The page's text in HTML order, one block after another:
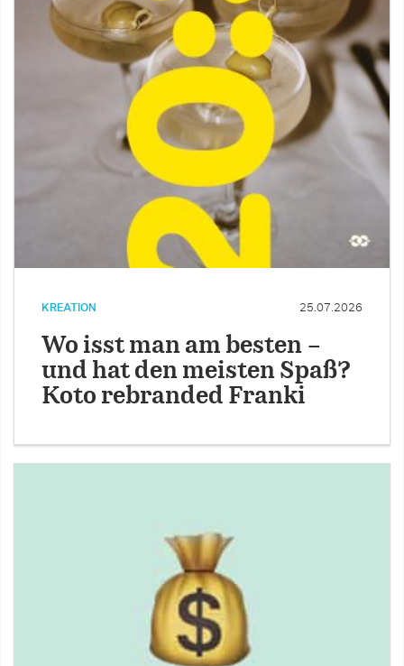
KREATION 25.07.2026
Wo isst man am besten –
und hat den meisten Spaß?
Koto rebranded Franki